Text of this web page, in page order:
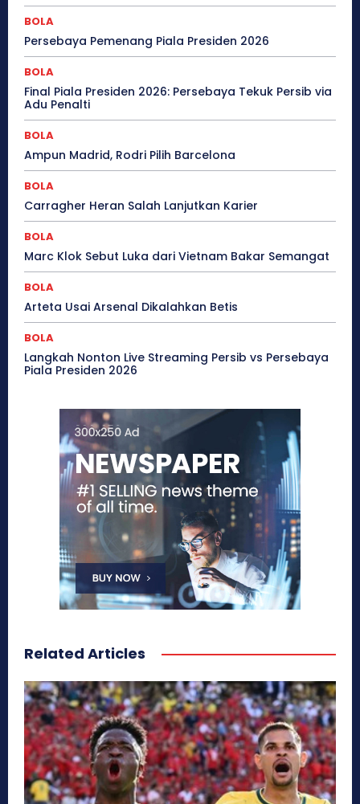
BOLA
Persebaya Pemenang Piala Presiden 2026
BOLA
Final Piala Presiden 2026: Persebaya Tekuk Persib via
Adu Penalti
BOLA
Ampun Madrid, Rodri Pilih Barcelona
BOLA
Carragher Heran Salah Lanjutkan Karier
BOLA
Marc Klok Sebut Luka dari Vietnam Bakar Semangat
BOLA
Arteta Usai Arsenal Dikalahkan Betis
BOLA
Langkah Nonton Live Streaming Persib vs Persebaya
Piala Presiden 2026
Related Articles